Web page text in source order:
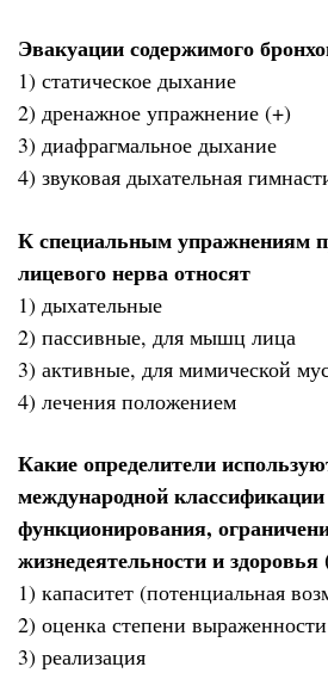
Эвакуации содержимого
1) статическое дыхание
2) дренажное упражнение (+)
3) диафрагмальное дыхание
4) звуковая дыхательная
К специальным упражнениям
лицевого нерва относят
1) дыхательные
2) пассивные, для мышц лица
3) активные, для мимической
4) лечения положением
Какие определители
международной классификации
функционирования,
жизнедеятельности и
1) капаситет (потенциальная
2) оценка степени
3) реализация